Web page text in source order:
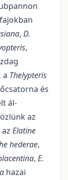
, D.
,
a Thelypteris
és
ál­
az
az Elatine
hederae,
, E.
hazai